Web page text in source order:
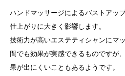
ハンドマッサージによるバストアッ
仕上がりに大きく影響します。
技術力が高いエステティシャンにマ
間でも効果が実感できるものですが
果が出にくいこともあるようです。